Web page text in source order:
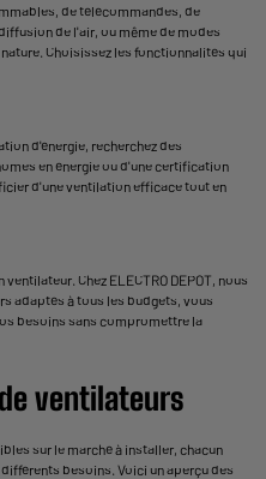
de télécommandes, de
de l'air, ou même de modes
Choisissez les fonctionnalités qui
d'énergie, recherchez des
en énergie ou d'une certification
d'une ventilation efficace tout en
Chez ELECTRO DEPOT, nous
adaptés à tous les budgets, vous
besoins sans compromettre la
ventilateurs
sur le marché à installer , chacun
besoins. Voici un aperçu des